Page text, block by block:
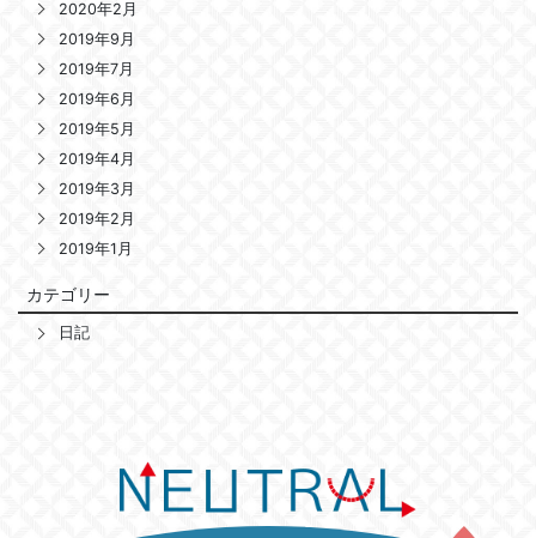
2020年2月
2019年9月
2019年7月
2019年6月
2019年5月
2019年4月
2019年3月
2019年2月
2019年1月
カテゴリー
日記